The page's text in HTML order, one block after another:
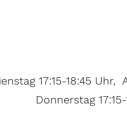
17:15-18:45 Uhr,
Donnerstag